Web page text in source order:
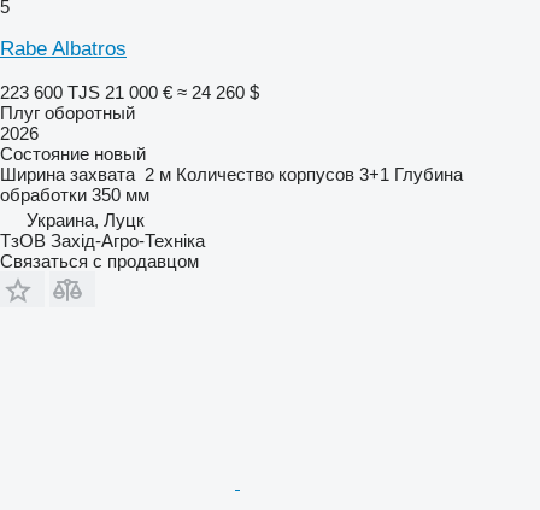
5
Rabe Albatros
223 600 TJS 21 000 € ≈ 24 260 $
Плуг оборотный
2026
Состояние новый
Ширина захвата 2 м Количество корпусов 3+1 Глубина
обработки 350 мм
Украина, Луцк
ТзОВ Захід-Агро-Техніка
Связаться с продавцом